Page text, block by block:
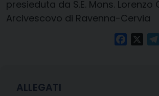
presieduta da S.E. Mons. Lorenzo
Arcivescovo di Ravenna-Cervia